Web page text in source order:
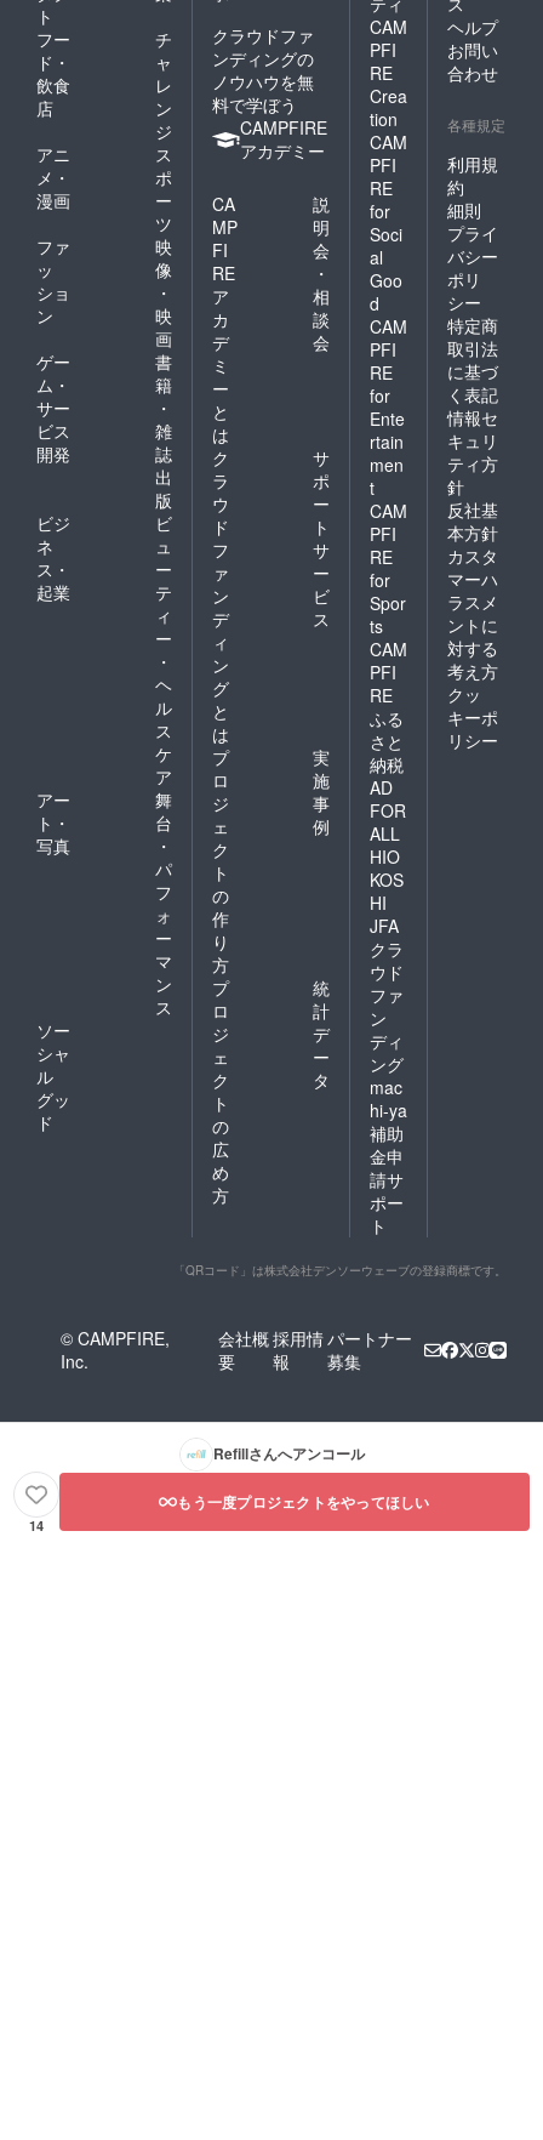
ト
フー
ド・
飲食
店
チ
ャ
レ
ン
ジ
アニ
メ・
漫画
ス
ポ
ー
ツ
ファ
ッ
ショ
ン
映
像
・
映
画
ゲー
ム・
サー
ビス
開発
書
籍
・
雑
誌
出
版
ビジ
ネ
ス・
起業
ビ
ュ
ー
テ
ィ
ー
・
ヘ
ル
ス
ケ
ア
アー
ト・
写真
舞
台
・
パ
フ
ォ
ー
マ
ン
ス
ソー
シャ
ル
グッ
ド
クラウドファ
ンディングの
ノウハウを無
料で学ぼう
CAMPFIRE
アカデミー
CA
MP
FI
RE
ア
カ
デ
ミ
ー
と
は
説
明
会
・
相
談
会
ク
ラ
ウ
ド
フ
ァ
ン
デ
ィ
ン
グ
と
は
サ
ポ
ー
ト
サ
ー
ビ
ス
プ
ロ
ジ
ェ
ク
ト
の
作
り
方
実
施
事
例
プ
ロ
ジ
ェ
ク
ト
の
広
め
方
統
計
デ
ー
タ
CAM
PFI
RE
Crea
tion
CAM
PFI
RE
for
Soci
al
Goo
d
CAM
PFI
RE
for
Ente
rtain
men
t
CAM
PFI
RE
for
Spor
ts
CAM
PFI
RE
ふる
さと
納税
AD
FOR
ALL
HIO
KOS
HI
JFA
クラ
ウド
ファ
ン
ディ
ング
mac
hi-ya
補助
金申
請サ
ポー
ト
ヘルプ
お問い
合わせ
各種規定
利用規
約
細則
プライ
バシー
ポリ
シー
特定商
取引法
に基づ
く表記
情報セ
キュリ
ティ方
針
反社基
本方針
カスタ
マーハ
ラスメ
ントに
対する
考え方
クッ
キーポ
リシー
「QRコード」は株式会社デンソーウェーブの登録商標です。
© CAMPFIRE,
Inc.
会社概
要
採用情
報
パートナー
募集
Refillさんへアンコール
14
もう一度プロジェクトをやってほしい